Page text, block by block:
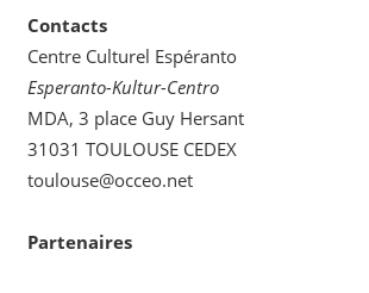
Contacts
Centre Culturel Espéranto
Esperanto-Kultur-Centro
MDA, 3 place Guy Hersant
31031 TOULOUSE CEDEX
toulouse@occeo.net
Partenaires